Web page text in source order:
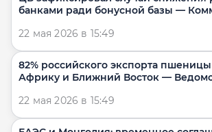
банками
22 мая 2026 в 15:49
82% российского экспорта
Африку и Ближний
22 мая 2026 в 15:49